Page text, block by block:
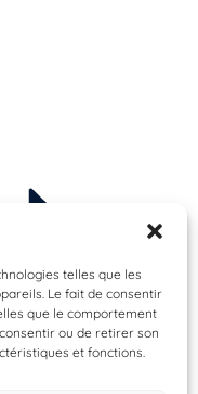
telles que les
Le fait de consentir
que le comportement
ou de retirer son
et fonctions.
Espèce à identifier